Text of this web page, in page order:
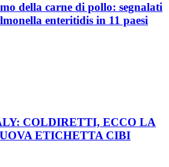
della carne di pollo: segnalati
enteritidis in 11 paesi
COLDIRETTI, ECCO LA
ETICHETTA CIBI